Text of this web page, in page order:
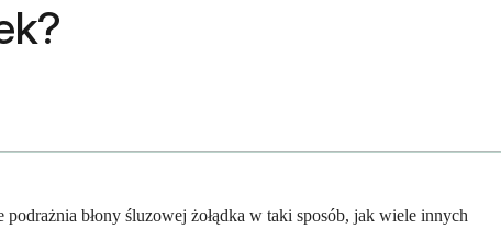
podrażnia błony śluzowej żołądka w taki sposób, jak wiele innych